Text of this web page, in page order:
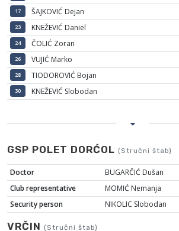
17 ŠAJKOVIĆ Dejan
23 KNEŽEVIĆ Daniel
24 ČOLIĆ Zoran
26 VUJIĆ Marko
28 TIODOROVIĆ Bojan
30 KNEŽEVIĆ Slobodan
GSP POLET DORĆOL (Stručni štab)
Doctor
BUGARČIĆ Dušan
Club representative
MOMIĆ Nemanja
Security person
NIKOLIC Slobodan
VRČIN (Stručni štab)